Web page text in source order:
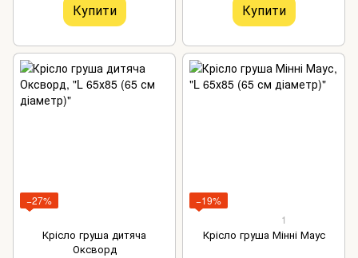
Купити Купити
−27%
Крісло груша дитяча
Оксворд
−19%
1
Крісло груша Мінні Маус